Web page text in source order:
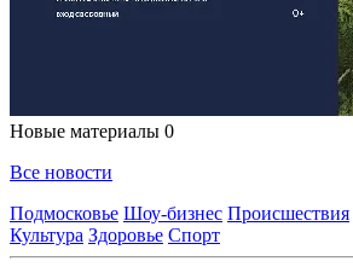
Новые материалы 0
Все новости
Подмосковье Шоу-бизнес Происшествия
Культура Здоровье Спорт